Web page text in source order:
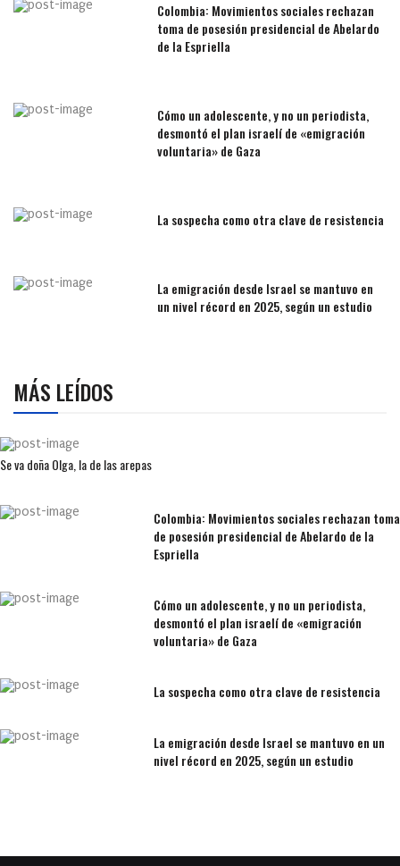
Colombia: Movimientos sociales rechazan
toma de posesión presidencial de Abelardo
de la Espriella
Cómo un adolescente, y no un periodista,
desmontó el plan israelí de «emigración
voluntaria» de Gaza
La sospecha como otra clave de resistencia
La emigración desde Israel se mantuvo en
un nivel récord en 2025, según un estudio
MÁS LEÍDOS
Se va doña Olga, la de las arepas
Colombia: Movimientos sociales rechazan toma
de posesión presidencial de Abelardo de la
Espriella
Cómo un adolescente, y no un periodista,
desmontó el plan israelí de «emigración
voluntaria» de Gaza
La sospecha como otra clave de resistencia
La emigración desde Israel se mantuvo en un
nivel récord en 2025, según un estudio